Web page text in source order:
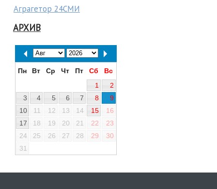
Аграгетор 24СМИ
АРХИВ
Пн Вт Ср Чт Пт Сб
Вс
1
2
3
4 5 6 7 8
9
10
11 12 13 14 15
16
17
18 19 20 21 22
23
24
25 26 27 28 29
30
31